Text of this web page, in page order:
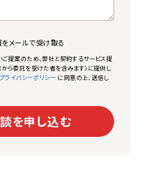
メールで受け取る
提案のため、弊社と契約するサービス提
ら委託を受けた者を含みます）に提供し
プライバシーポリシー に同意の上、送信し
を申し込む